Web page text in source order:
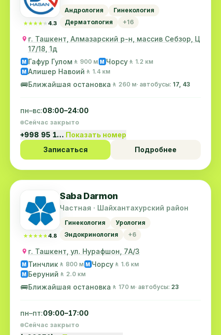
★★★★★
★★★★★ 4.3
Андрология
Гинекология
Дерматология
+16
г. Ташкент, Алмазарский р-н, массив Себзор, Ц
17/18, 1д
M Гафур Гулом 🚶 900 м M Чорсу 🚶 1.2 км
M Алишер Навоий 🚶 1.4 км
🚌Ближайшая остановка 🚶 260 м· автобусы: 17, 43
пн–вс:08:00–24:00
Сейчас закрыто
+998 95 1… Показать номер
Записаться
Подробнее
★★★★★
★★★★★ 4.8
Saba Darmon
Частная · Шайхантахурский район
Гинекология
Урология
Эндокринология
+6
г. Ташкент, ул. Нурафшон, 7А/3
M Тинчлик 🚶 800 м M Чорсу 🚶 1.6 км
M Беруний 🚶 2.0 км
🚌Ближайшая остановка 🚶 170 м· автобусы: 23
пн–пт:09:00–17:00
Сейчас закрыто